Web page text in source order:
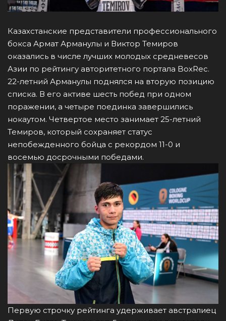
Казахстанские представители профессионального
бокса Армат Арманулы и Виктор Темиров
оказались в числе лучших молодых средневесов
Азии по рейтингу авторитетного портала BoxRec.
22-летний Арманулы поднялся на вторую позицию
списка. В его активе шесть побед при одном
поражении, а четыре поединка завершились
нокаутом. Четвертое место занимает 25-летний
Темиров, который сохраняет статус
непобежденного бойца с рекордом 11-0 и
восемью досрочными победами.
Первую строчку рейтинга удерживает австралиец